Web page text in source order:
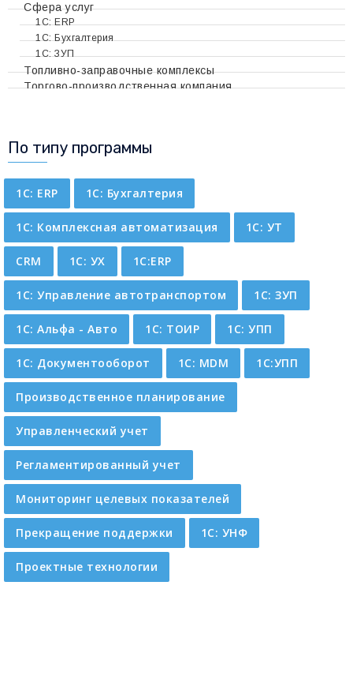
Сфера услуг
1С: ERP
1С: Бухгалтерия
1С: ЗУП
Топливно-заправочные комплексы
Торгово-производственная компания
По типу программы
1C: ERP 1С: Бухгалтерия
1С: Комплексная автоматизация 1С: УТ
CRM 1С: УХ 1С:ERP
1С: Управление автотранспортом 1С: ЗУП
1С: Альфа - Авто 1С: ТОИР 1С: УПП
1С: Документооборот 1С: MDM 1С:УПП
Производственное планирование
Управленческий учет
Регламентированный учет
Мониторинг целевых показателей
Прекращение поддержки 1C: УНФ
Проектные технологии